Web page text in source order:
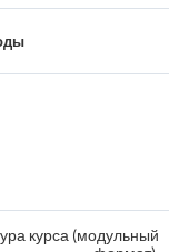
курса (модульный